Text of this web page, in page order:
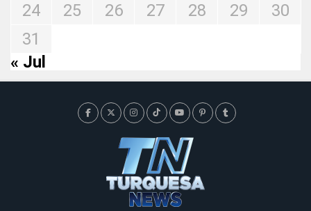
24
25 26 27 28 29
30
31
« Jul